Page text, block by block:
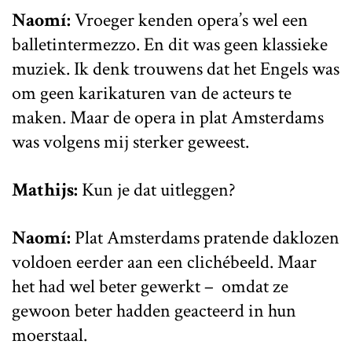
Naomí:Vroeger kenden opera’s wel een
balletintermezzo. En dit was geen klassieke
muziek. Ik denk trouwens dat het Engels was
om geen karikaturen van de acteurs te
maken. Maar de opera in plat Amsterdams
was volgens mij sterker geweest.
Mathijs: Kun je dat uitleggen?
Naomí: Plat Amsterdams pratende daklozen
voldoen eerder aan een clichébeeld. Maar
het had wel beter gewerkt – omdat ze
gewoon beter hadden geacteerd in hun
moerstaal.